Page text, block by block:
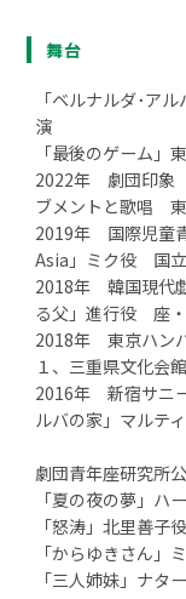
舞台
「ベルナルダ･ア
演
「最後のゲーム」
2022年 劇団印象
ブメントと歌唱
2019年 国際児童
Asia」ミク役 国立
2018年 韓国現代
る父」進行役 座
2018年 東京ハン
１、三重県文化会館
2016年 新宿サニ
ルバの家」マルテ
劇団青年座研究所
「夏の夜の夢」ハ
「怒涛」北里善子役
「からゆきさん」
「三人姉妹」ナタ